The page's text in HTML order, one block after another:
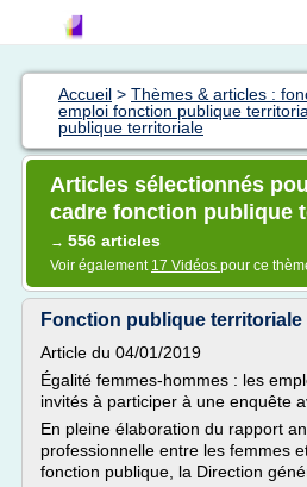
Accueil > Thèmes & articles :
emploi fonction publique
publique territoriale
Articles sélectionnés
cadre fonction publique
→ 556 articles
Voir également 17 Vidéos pour ce
Fonction publique territoriale
Article du 04/01/2019
Égalité femmes-hommes : les
invités à participer à une enquête
En pleine élaboration du rapport
professionnelle entre les femmes
fonction publique, la Direction